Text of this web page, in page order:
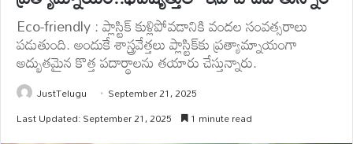
Eco-friendly : ప్లాస్టిక్ కుళ్లిపోవడానికి వందల సంవత్సరాలు
పడుతుంది. అందుకే శాస్త్రవేత్తలు ప్లాస్టిక్‌కు ప్రత్యామ్నాయంగా
అద్భుతమైన కొత్త పదార్థాలను తయారు చేస్తున్నారు.
JustTelugu
September 21, 2025
Last Updated: September 21, 2025
1 minute read